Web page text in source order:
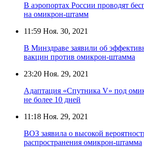
В аэропортах России проводят
на омикрон-штамм
11:59 Ноя. 30, 2021
В Минздраве заявили об
вакцин против омикрон-штамма
23:20 Ноя. 29, 2021
Адаптация «Спутника V» под
не более 10 дней
11:18 Ноя. 29, 2021
ВОЗ заявила о высокой
распространения омикрон-штамма